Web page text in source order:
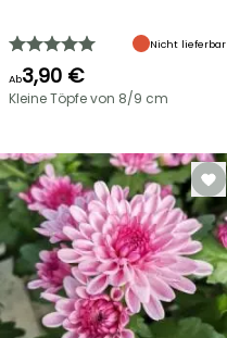
Nicht lieferbar
Ab3,90 €
Kleine Töpfe von 8/9 cm